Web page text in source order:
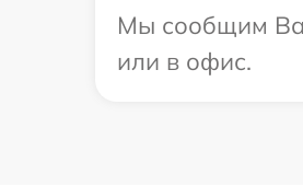
Мы сообщим
или в офис.